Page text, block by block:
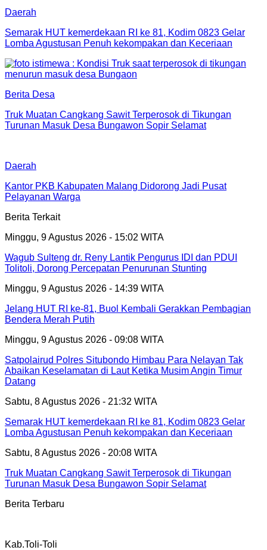
Daerah
Semarak HUT kemerdekaan RI ke 81, Kodim 0823 Gelar
Lomba Agustusan Penuh kekompakan dan Keceriaan
Berita Desa
Truk Muatan Cangkang Sawit Terperosok di Tikungan
Turunan Masuk Desa Bungawon Sopir Selamat
Daerah
Kantor PKB Kabupaten Malang Didorong Jadi Pusat
Pelayanan Warga
Berita Terkait
Minggu, 9 Agustus 2026 - 15:02 WITA
Wagub Sulteng dr. Reny Lantik Pengurus IDI dan PDUI
Tolitoli, Dorong Percepatan Penurunan Stunting
Minggu, 9 Agustus 2026 - 14:39 WITA
Jelang HUT RI ke-81, Buol Kembali Gerakkan Pembagian
Bendera Merah Putih
Minggu, 9 Agustus 2026 - 09:08 WITA
Satpolairud Polres Situbondo Himbau Para Nelayan Tak
Abaikan Keselamatan di Laut Ketika Musim Angin Timur
Datang
Sabtu, 8 Agustus 2026 - 21:32 WITA
Semarak HUT kemerdekaan RI ke 81, Kodim 0823 Gelar
Lomba Agustusan Penuh kekompakan dan Keceriaan
Sabtu, 8 Agustus 2026 - 20:08 WITA
Truk Muatan Cangkang Sawit Terperosok di Tikungan
Turunan Masuk Desa Bungawon Sopir Selamat
Berita Terbaru
Kab.Toli-Toli